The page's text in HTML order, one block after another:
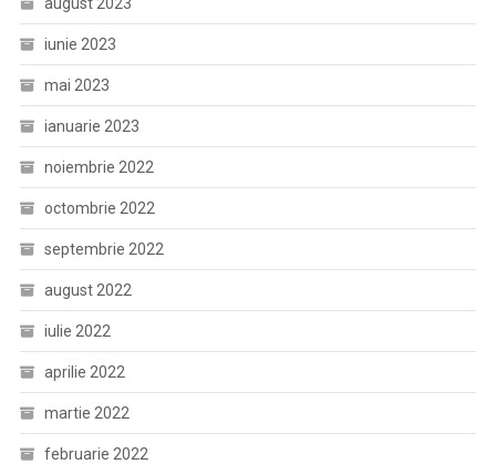
iunie 2023
mai 2023
ianuarie 2023
noiembrie 2022
octombrie 2022
septembrie 2022
august 2022
iulie 2022
aprilie 2022
martie 2022
februarie 2022